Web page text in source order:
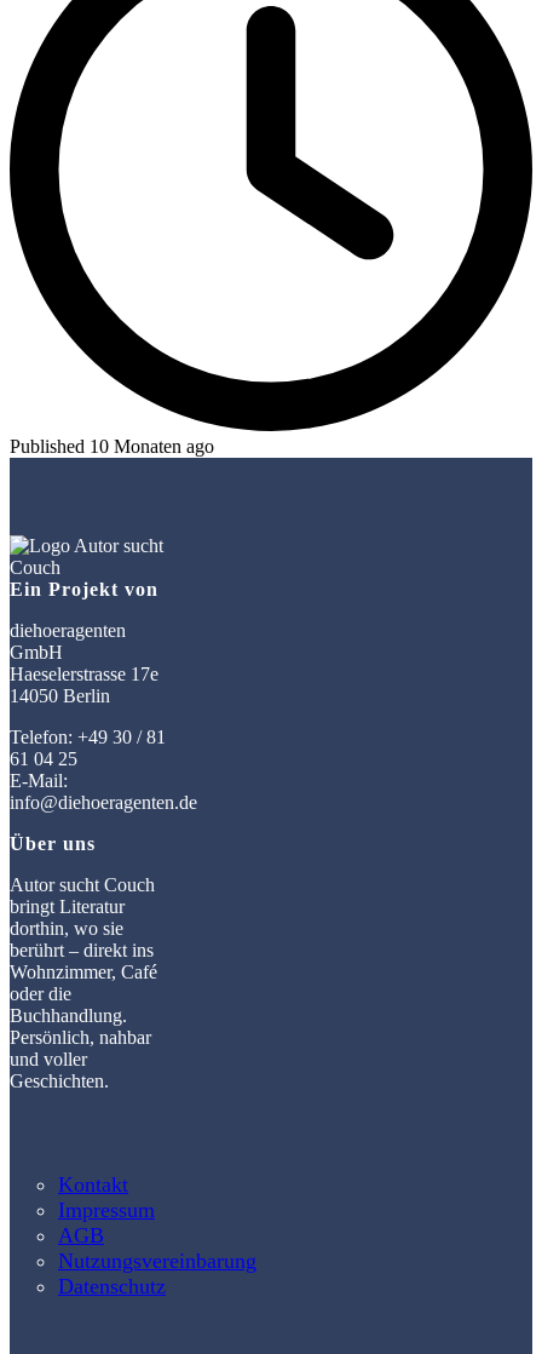
Published 10 Monaten ago
Ein Projekt von
diehoeragenten
GmbH
Haeselerstrasse 17e
14050 Berlin
Telefon: +49 30 / 81
61 04 25
E-Mail:
info@diehoeragenten.de
Über uns
Autor sucht Couch
bringt Literatur
dorthin, wo sie
berührt – direkt ins
Wohnzimmer, Café
oder die
Buchhandlung.
Persönlich, nahbar
und voller
Geschichten.
Kontakt
Impressum
AGB
Nutzungsvereinbarung
Datenschutz